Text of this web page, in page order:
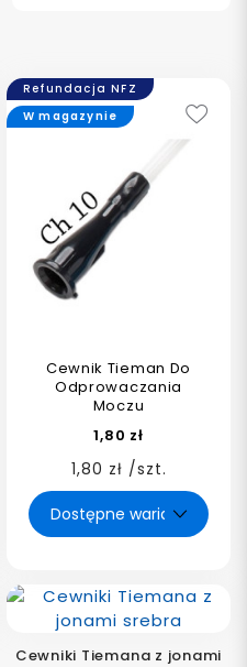
Cewniki Tiemana z jonami
Refundacja NFZ
Cewnik Tieman Do
Odprowaczania
Moczu
1,80 zł
1,80 zł /szt.
W magazynie